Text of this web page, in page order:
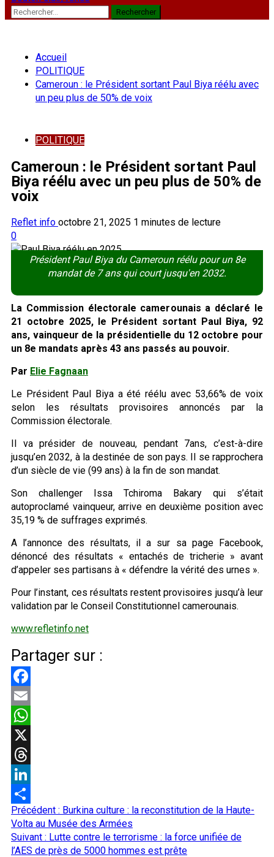
Rechercher :
Accueil
POLITIQUE
Cameroun : le Président sortant Paul Biya réélu avec
un peu plus de 50% de voix
POLITIQUE
Cameroun : le Président sortant Paul
Biya réélu avec un peu plus de 50% de
voix
Reflet info octobre 21, 2025 1 minutes de lecture
0
Président Paul Biya du Cameroun réélu pour un 8e
mandat de 7 ans qui court jusqu'en 2032.
La Commission électorale camerounais a déclaré le
21 octobre 2025, le Président sortant Paul Biya, 92
ans, vainqueur de la présidentielle du 12 octobre pour
un 8e mandats après 43 ans passés au pouvoir.
Par Elie Fagnaan
Le Président Paul Biya a été réélu avec 53,66% de voix
selon les résultats provisoires annoncés par la
Commission électorale.
Il va présider de nouveau, pendant 7ans, c’est-à-dire
jusqu’en 2032, à la destinée de son pays. Il se rapprochera
d’un siècle de vie (99 ans) à la fin de son mandat.
Son challenger Issa Tchiroma Bakary qui s’était
autoproclamé vainqueur, arrive en deuxième position avec
35,19 % de suffrages exprimés.
A l’annonce des résultats, il a sur sa page Facebook,
dénoncé des résultats « entachés de tricherie » avant
d’appeler ses partisans à « défendre la vérité des urnes ».
Pour l’instant, ces résultats restent provisoires jusqu’à leur
validation par le Conseil Constitutionnel camerounais.
www.refletinfo.net
Partager sur :
Facebook
Email
WhatsApp
X
Threads
LinkedIn
Partager
Navigation
d’article
Précédent : Burkina culture : la reconstitution de la Haute-
Volta au Musée des Armées
Suivant : Lutte contre le terrorisme : la force unifiée de
l’AES de près de 5000 hommes est prête